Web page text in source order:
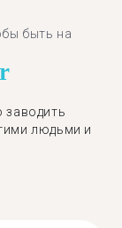
быть на
заводить
людьми и